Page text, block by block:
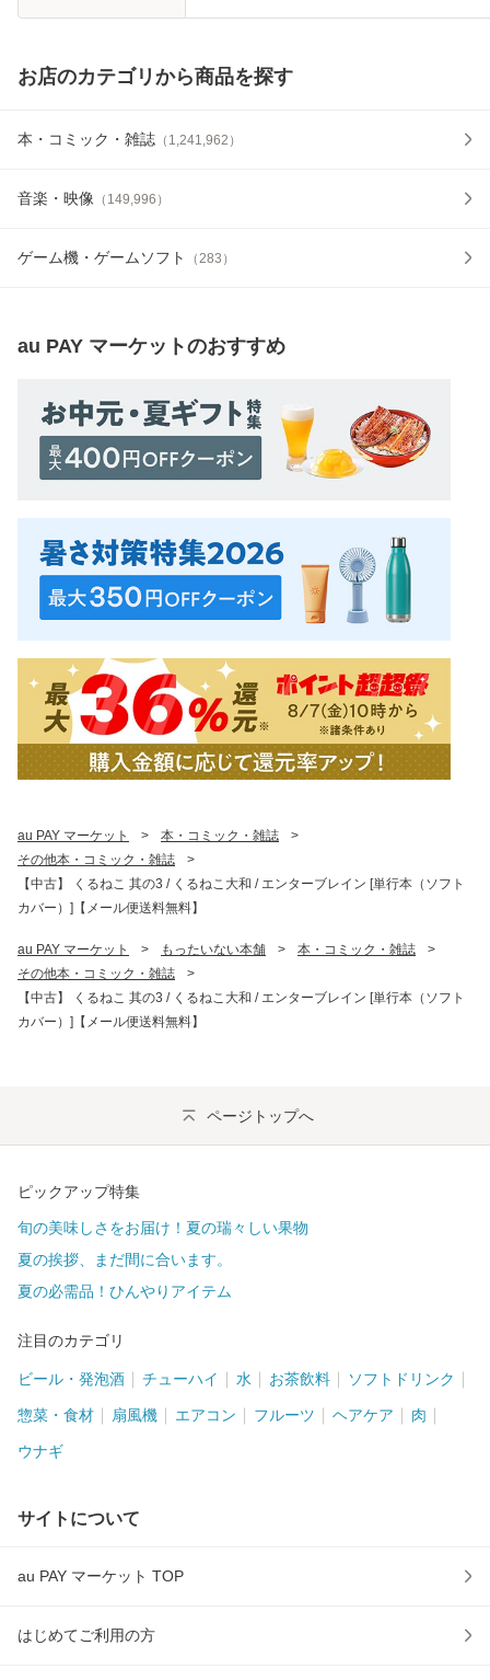
お店のカテゴリから商品を探す
本・コミック・雑誌 （ 1,241,962 ）
音楽・映像 （ 149,996 ）
ゲーム機・ゲームソフト （283 ）
au PAY マーケットのおすすめ
au PAY マーケット > 本・コミック・雑誌
>
その他本・コミック・雑誌
>
【中古】 くるねこ 其の3 / くるねこ大和 / エンターブレイン [単行本（ソフト
カバー）]【メール便送料無料】
au PAY マーケット > もったいない本舗 > 本・コミック・雑誌
>
その他本・コミック・雑誌
>
【中古】 くるねこ 其の3 / くるねこ大和 / エンターブレイン [単行本（ソフト
カバー）]【メール便送料無料】
ページトップへ
ピックアップ特集
旬の美味しさをお届け！夏の瑞々しい果物
夏の挨拶、まだ間に合います。
夏の必需品！ひんやりアイテム
注目のカテゴリ
ビール・発泡酒 チューハイ 水 お茶飲料 ソフトドリンク
惣菜・食材 扇風機 エアコン フルーツ ヘアケア 肉
ウナギ
サイトについて
au PAY マーケット TOP
はじめてご利用の方